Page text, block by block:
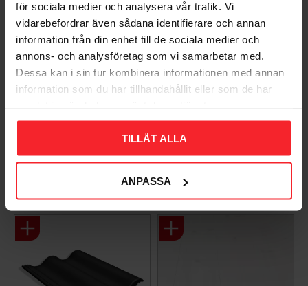
för sociala medier och analysera vår trafik. Vi
vidarebefordrar även sådana identifierare och annan
information från din enhet till de sociala medier och
annons- och analysföretag som vi samarbetar med.
Dessa kan i sin tur kombinera informationen med annan
information som du har tillhandahållit eller som de har
TILLÅT ALLA
ANPASSA
Bli den första att lämna ett omdöme.
Populära produkter